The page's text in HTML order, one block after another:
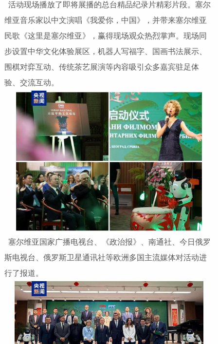
活动现场播放了即将展播的总台精品纪录片精彩片段。塞尔
维亚音乐家以中文演唱《我爱你，中国》，并带来塞尔维亚
民歌《这里是塞尔维亚》，赢得现场观众热烈掌声。现场同
步设置中华文化体验展区，机器人写福字、国画书法展示、
围棋对弈互动、传统茶艺展演等内容吸引众多嘉宾驻足体
验、交流互动。
塞尔维亚国家广播电视台、《政治报》、南通社、今日俄罗
斯电视台、俄罗斯卫星通讯社等欧洲多国主流媒体对活动进
行了报道。